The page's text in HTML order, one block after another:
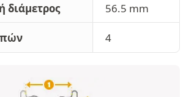
διάμετρος 56.5 mm
4